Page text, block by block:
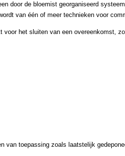
door de bloemist georganiseerd
van één of meer technieken voor
het sluiten van een overeenkomst,
van toepassing zoals laatstelijk